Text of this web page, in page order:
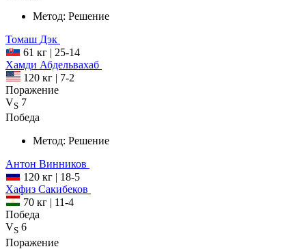
Метод: Решение
Томаш Дэк
61 кг | 25-14
Хамди Абдельвахаб
120 кг | 7-2
Поражение
VS 7
Победа
Метод: Решение
Антон Винников
120 кг | 18-5
Хафиз Сакибеков
70 кг | 11-4
Победа
VS 6
Поражение